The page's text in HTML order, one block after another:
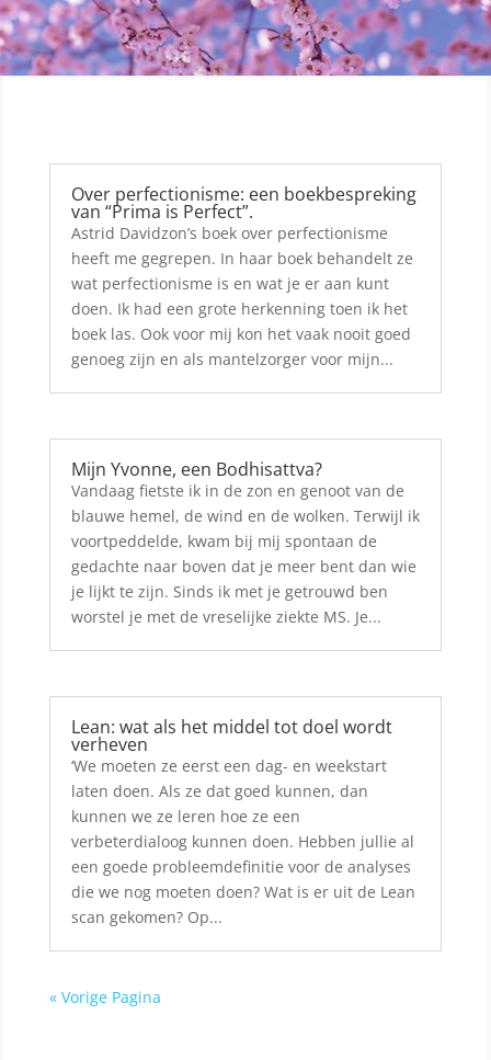
Over perfectionisme: een boekbespreking
van “Prima is Perfect”.
Astrid Davidzon’s boek over perfectionisme
heeft me gegrepen. In haar boek behandelt ze
wat perfectionisme is en wat je er aan kunt
doen. Ik had een grote herkenning toen ik het
boek las. Ook voor mij kon het vaak nooit goed
genoeg zijn en als mantelzorger voor mijn...
Mijn Yvonne, een Bodhisattva?
Vandaag fietste ik in de zon en genoot van de
blauwe hemel, de wind en de wolken. Terwijl ik
voortpeddelde, kwam bij mij spontaan de
gedachte naar boven dat je meer bent dan wie
je lijkt te zijn. Sinds ik met je getrouwd ben
worstel je met de vreselijke ziekte MS. Je...
Lean: wat als het middel tot doel wordt
verheven
‘We moeten ze eerst een dag- en weekstart
laten doen. Als ze dat goed kunnen, dan
kunnen we ze leren hoe ze een
verbeterdialoog kunnen doen. Hebben jullie al
een goede probleemdefinitie voor de analyses
die we nog moeten doen? Wat is er uit de Lean
scan gekomen? Op...
« Vorige Pagina